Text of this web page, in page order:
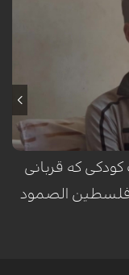
نوار غزه، هنگام عبور
ماده منفجره باقیمانده
یک لحظه‌ی گذرا رخ داد،
که منجر به قطع هر
به بینایی وی
مستمر مواد منفجره
که قربانی
فلسطین الصمود